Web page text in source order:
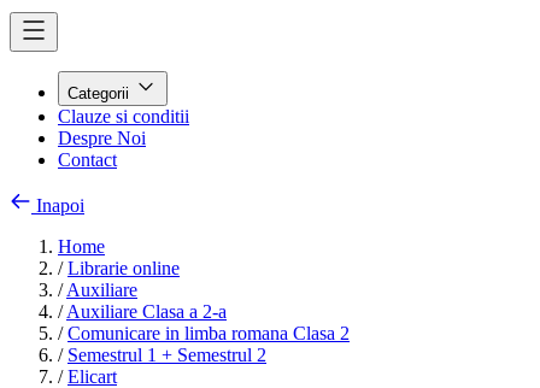
Categorii
Clauze si conditii
Despre Noi
Contact
Inapoi
Home
/ Librarie online
/ Auxiliare
/ Auxiliare Clasa a 2-a
/ Comunicare in limba romana Clasa 2
/ Semestrul 1 + Semestrul 2
/ Elicart